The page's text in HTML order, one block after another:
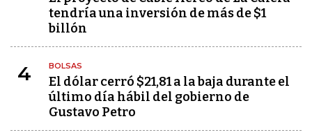
tendría una inversión de más de $1
billón
4 BOLSAS
El dólar cerró $21,81 a la baja durante el
último día hábil del gobierno de
Gustavo Petro